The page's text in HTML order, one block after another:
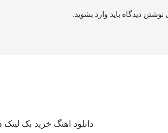
نوشتن دیدگاه باید وارد بشوید.
دانلود اهنگ خرید بک لینک